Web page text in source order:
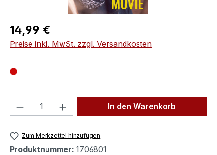
Regulärer Preis:
14,99 €
Preise inkl. MwSt. zzgl. Versandkosten
Produkt Anzahl: Gib denIn den Warenkorb
Zum Merkzettel hinzufügen
Produktnummer: 1706801